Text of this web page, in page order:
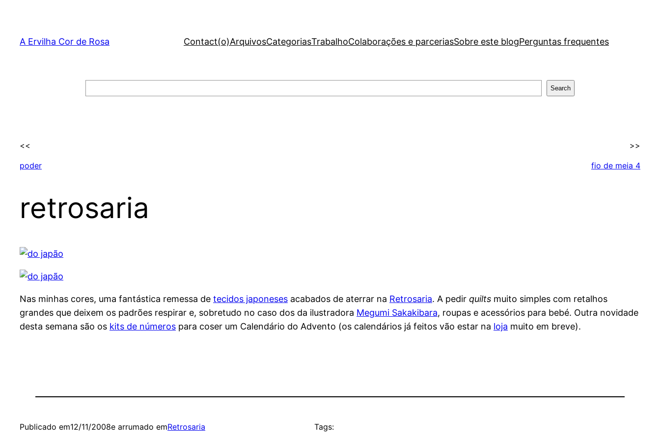
content
A Ervilha Cor de Rosa Contact(o)ArquivosCategoriasTrabalhoColaborações e parceriasSobre este blogPerguntas frequentes
Search
<<
poder
>>
fio de meia 4
retrosaria
Nas minhas cores, uma fantástica remessa de tecidos japoneses acabados de aterrar na Retrosaria. A pedir quilts muito simples com retalhos
grandes que deixem os padrões respirar e, sobretudo no caso dos da ilustradora Megumi Sakakibara, roupas e acessórios para bebé. Outra novidade
desta semana são os kits de números para coser um Calendário do Advento (os calendários já feitos vão estar na loja muito em breve).
Publicado em12/11/2008e arrumado emRetrosaria Tags: